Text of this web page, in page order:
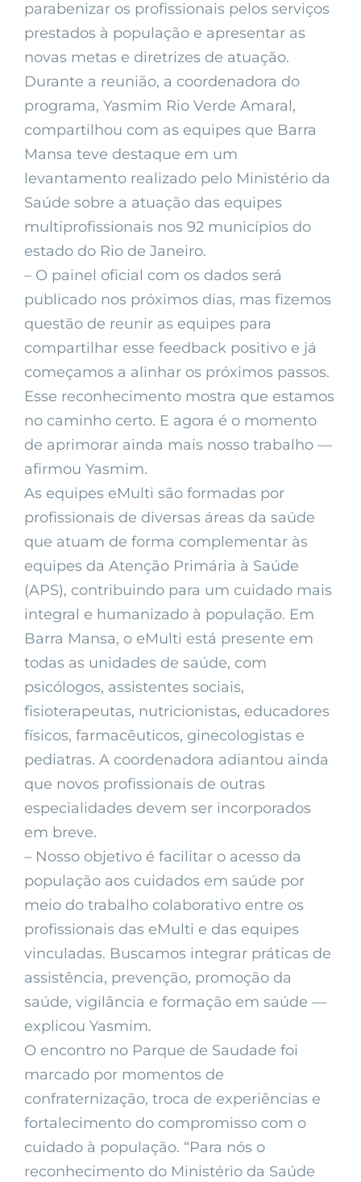
parabenizar os profissionais pelos serviços
prestados à população e apresentar as
novas metas e diretrizes de atuação.
Durante a reunião, a coordenadora do
programa, Yasmim Rio Verde Amaral,
compartilhou com as equipes que Barra
Mansa teve destaque em um
levantamento realizado pelo Ministério da
Saúde sobre a atuação das equipes
multiprofissionais nos 92 municípios do
estado do Rio de Janeiro.
– O painel oficial com os dados será
publicado nos próximos dias, mas fizemos
questão de reunir as equipes para
compartilhar esse feedback positivo e já
começamos a alinhar os próximos passos.
Esse reconhecimento mostra que estamos
no caminho certo. E agora é o momento
de aprimorar ainda mais nosso trabalho —
afirmou Yasmim.
As equipes eMulti são formadas por
profissionais de diversas áreas da saúde
que atuam de forma complementar às
equipes da Atenção Primária à Saúde
(APS), contribuindo para um cuidado mais
integral e humanizado à população. Em
Barra Mansa, o eMulti está presente em
todas as unidades de saúde, com
psicólogos, assistentes sociais,
fisioterapeutas, nutricionistas, educadores
físicos, farmacêuticos, ginecologistas e
pediatras. A coordenadora adiantou ainda
que novos profissionais de outras
especialidades devem ser incorporados
em breve.
– Nosso objetivo é facilitar o acesso da
população aos cuidados em saúde por
meio do trabalho colaborativo entre os
profissionais das eMulti e das equipes
vinculadas. Buscamos integrar práticas de
assistência, prevenção, promoção da
saúde, vigilância e formação em saúde —
explicou Yasmim.
O encontro no Parque de Saudade foi
marcado por momentos de
confraternização, troca de experiências e
fortalecimento do compromisso com o
cuidado à população. “Para nós o
reconhecimento do Ministério da Saúde